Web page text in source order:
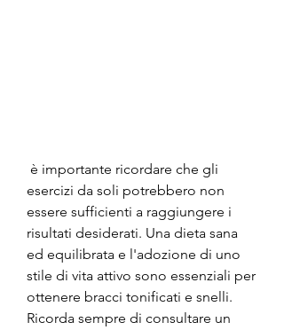
esercizi da soli potrebbero non
essere sufficienti a raggiungere i
risultati desiderati. Una dieta sana
ed equilibrata e l'adozione di uno
stile di vita attivo sono essenziali per
ottenere bracci tonificati e snelli.
Ricorda sempre di consultare un